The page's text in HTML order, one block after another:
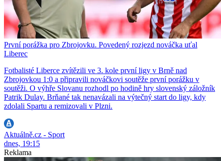
První porážka pro Zbrojovku. Povedený rozjezd nováčka uťal
Liberec
Fotbalisté Liberce zvítězili ve 3. kole první ligy v Brně nad
Zbrojovkou 1:0 a připravili nováčkovi soutěže první porážku v
soutěži. O výhře Slovanu rozhodl po hodině hry slovenský záložník
Patrik Dulay. Brňané tak nenavázali na výtečný start do ligy, kdy
zdolali Spartu a remizovali v Plzni.
Aktuálně.cz - Sport
dnes, 19:15
Reklama